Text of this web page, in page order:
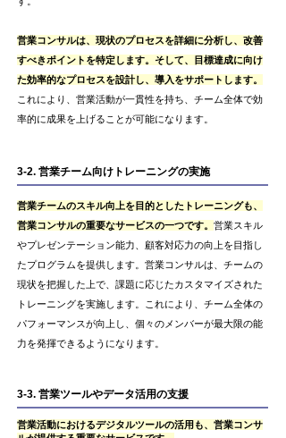
営業コンサルは、現状のプロセスを詳細に分析し、改善
すべきポイントを特定します。そして、目標達成に向け
た効率的なプロセスを設計し、導入をサポートします。
これにより、営業活動が一貫性を持ち、チーム全体で効
率的に成果を上げることが可能になります。
3-2. 営業チーム向けトレーニングの実施
営業チームのスキル向上を目的としたトレーニングも、
営業コンサルの重要なサービスの一つです。 営業スキル
やプレゼンテーション能力、顧客対応力の向上を目指し
たプログラムを提供します。営業コンサルは、チームの
現状を把握した上で、課題に応じたカスタマイズされた
トレーニングを実施します。これにより、チーム全体の
パフォーマンスが向上し、個々のメンバーが最大限の能
力を発揮できるようになります。
3-3. 営業ツールやデータ活用の支援
営業活動におけるデジタルツールの活用も、営業コンサ